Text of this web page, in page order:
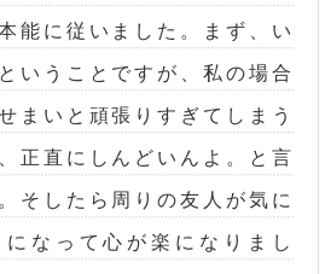
能に従いました。まず、い
いうことですが、私の場合
まいと頑張りすぎてしまう
正直にしんどいんよ。と言
そしたら周りの友人が気に
なって心が楽になりまし